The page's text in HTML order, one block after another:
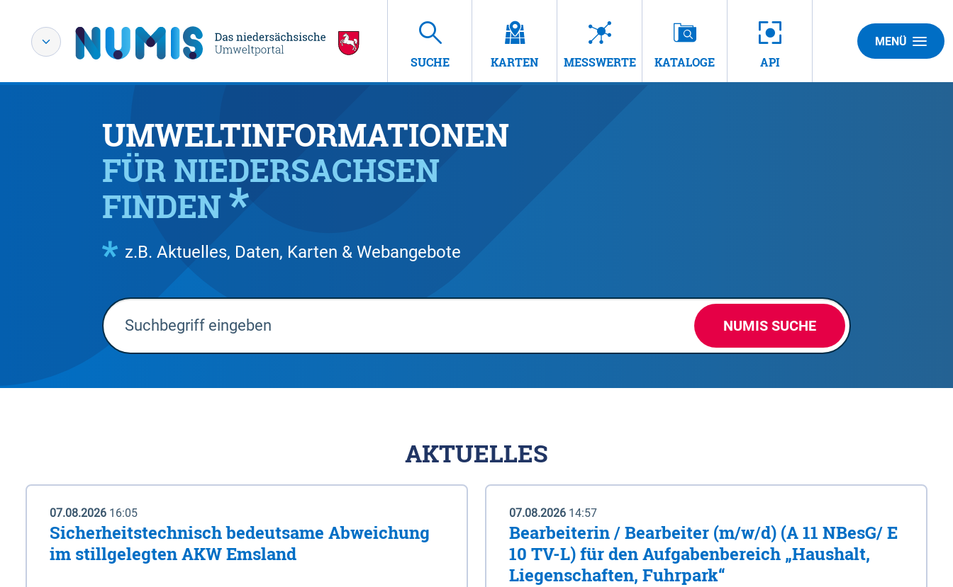
SUCHE KARTEN MESSWERTE KATALOGE API
MENÜ
UMWELTINFORMATIONEN
FÜR NIEDERSACHSEN
FINDEN
z.B. Aktuelles, Daten, Karten & Webangebote
NUMIS SUCHE
AKTUELLES
07.08.2026 16:05
Sicherheitstechnisch bedeutsame Abweichung
im stillgelegten AKW Emsland
07.08.2026 14:57
Bearbeiterin / Bearbeiter (m/w/d) (A 11 NBesG/ E
10 TV-L) für den Aufgabenbereich „Haushalt,
Liegenschaften, Fuhrpark“